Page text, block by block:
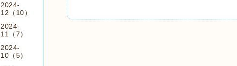
2024-
12（10）
2024-
11（7）
2024-
10（5）